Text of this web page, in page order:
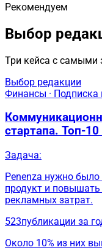
Рекомендуем
Выбор
Три кейса с самыми
Выбор редакции
Финансы · Подписка
стартапа. Топ-
Задача:
Penenza нужно
продукт и
рекламных затрат.
523публикации за
Около 10% из них